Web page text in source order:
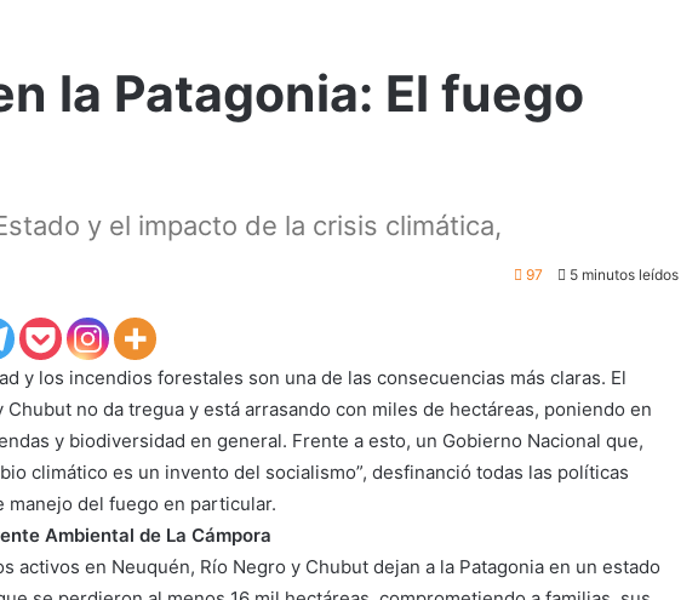
la Patagonia: El fuego
y el impacto de la crisis climática,
97 5 minutos leídos
y los incendios forestales son una de las consecuencias más claras. El
no da tregua y está arrasando con miles de hectáreas, poniendo en
y biodiversidad en general. Frente a esto, un Gobierno Nacional que,
climático es un invento del socialismo”, desfinanció todas las políticas
manejo del fuego en particular.
Ambiental de La Cámpora
activos en Neuquén, Río Negro y Chubut dejan a la Patagonia en un estado